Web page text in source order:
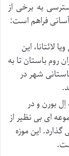
به برخی از
آسانی فراهم است:
لائتانا، این
روم باستان تا به
شهر در
بورن و در
ای بی نظیر از
گذارد. این موزه